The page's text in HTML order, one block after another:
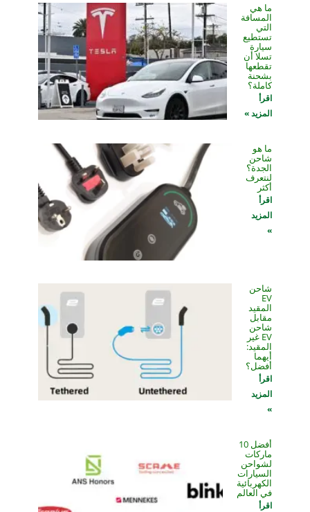
ما هي
المسافة
التي
تستطيع
سيارة
تسلا أن
تقطعها
بشحنة
كاملة؟
اقرأ
المزيد »
ما هو
شاحن
الجدة؟
لنتعرف
أكثر
اقرأ
المزيد
»
شاحن
EV
المقيد
مقابل
شاحن
EV غير
المقيد:
أيهما
أفضل؟
اقرأ
المزيد
»
أفضل 10
ماركات
لشواحن
السيارات
الكهربائية
في العالم
اقرأ